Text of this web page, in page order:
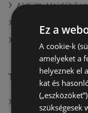
Aldi itt:
Aldi itt:
Aldi itt:
További linkek
A(z) Aldi ajánlatai
Ez a
A cookie-k
amelyeket a
helyeznek el
kat és
szükségesek